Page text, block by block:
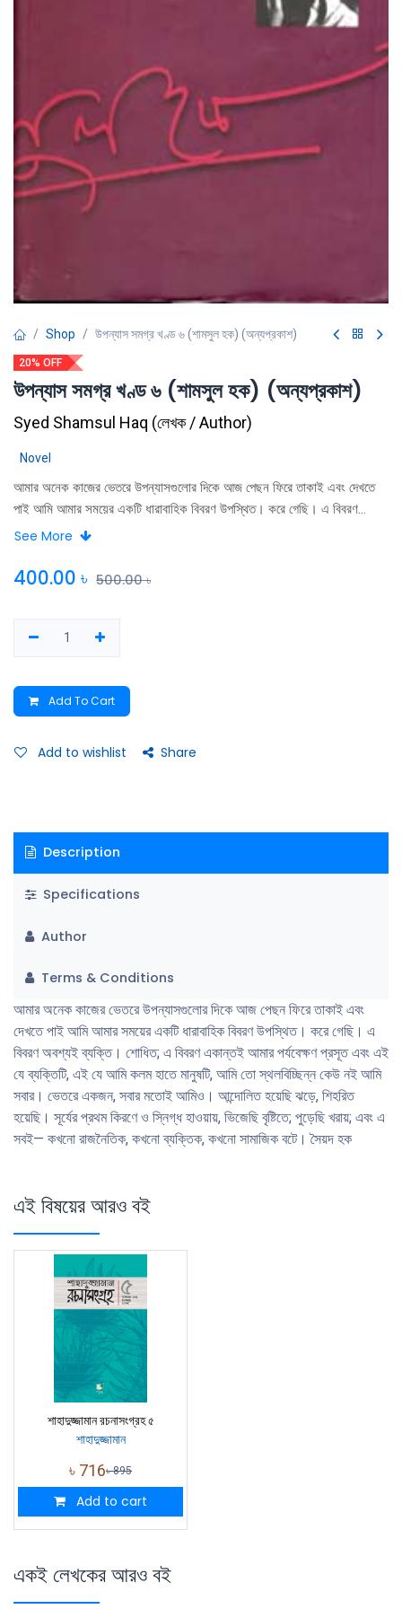
Shop উপন্যাস সমগ্র খণ্ড ৬ (শামসুল হক) (অন্যপ্রকাশ)
20% OFF
উপন্যাস সমগ্র খণ্ড ৬ (শামসুল হক) (অন্যপ্রকাশ)
Syed Shamsul Haq (লেখক / Author)
Novel
আমার অনেক কাজের ভেতরে উপন্যাসগুলাের দিকে আজ পেছন ফিরে তাকাই এবং দেখতে
পাই আমি আমার সময়ের একটি ধারাবাহিক বিবরণ উপস্থিত। করে গেছি। এ বিবরণ
অবশ্যই ব্যক্তি। শােধিত; এ বিবরণ একান্তই আমার পর্যবেক্ষণ প্রসূত এবং এই যে
ভেতরে একজন, সবার মতােই আমিও। আন্দোলিত হয়েছি ঝড়ে, শিহরিত হয়েছি। সূর্যের
See More
400.00 ৳ 500.00৳
Add To Cart
Add to wishlist Share
Description
Specifications
Author
Terms & Conditions
আমার অনেক কাজের ভেতরে উপন্যাসগুলাের দিকে আজ পেছন ফিরে তাকাই এবং
দেখতে পাই আমি আমার সময়ের একটি ধারাবাহিক বিবরণ উপস্থিত। করে গেছি। এ
বিবরণ অবশ্যই ব্যক্তি। শােধিত; এ বিবরণ একান্তই আমার পর্যবেক্ষণ প্রসূত এবং এই
যে ব্যক্তিটি, এই যে আমি কলম হাতে মানুষটি, আমি তাে স্থলবিচ্ছিন্ন কেউ নই আমি
সবার। ভেতরে একজন, সবার মতােই আমিও। আন্দোলিত হয়েছি ঝড়ে, শিহরিত
হয়েছি। সূর্যের প্রথম কিরণে ও স্নিগ্ধ হাওয়ায়, ভিজেছি বৃষ্টিতে; পুড়েছি খরায়; এবং এ
সবই— কখনাে রাজনৈতিক, কখনাে ব্যক্তিক, কখনাে সামাজিক বটে। সৈয়দ হক
এই বিষয়ের আরও বই
শাহাদুজ্জামান রচনাসংগ্রহ ৫
শাহাদুজ্জামান
৳ 716৳895
Add to cart
একই লেখকের আরও বই